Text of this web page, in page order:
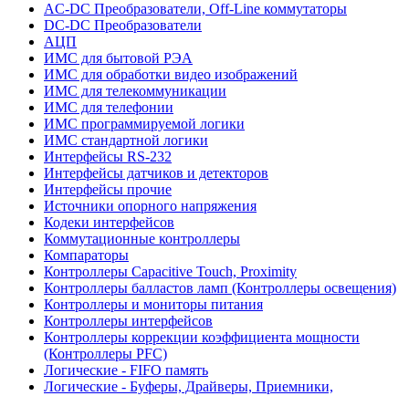
AC-DC Преобразователи, Off-Line коммутаторы
DC-DC Преобразователи
АЦП
ИМС для бытовой РЭА
ИМС для обработки видео изображений
ИМС для телекоммуникации
ИМС для телефонии
ИМС программируемой логики
ИМС стандартной логики
Интерфейсы RS-232
Интерфейсы датчиков и детекторов
Интерфейсы прочие
Источники опорного напряжения
Кодеки интерфейсов
Коммутационные контроллеры
Компараторы
Контроллеры Capacitive Touch, Proximity
Контроллеры балластов ламп (Контроллеры освещения)
Контроллеры и мониторы питания
Контроллеры интерфейсов
Контроллеры коррекции коэффициента мощности
(Контроллеры PFC)
Логические - FIFO память
Логические - Буферы, Драйверы, Приемники,